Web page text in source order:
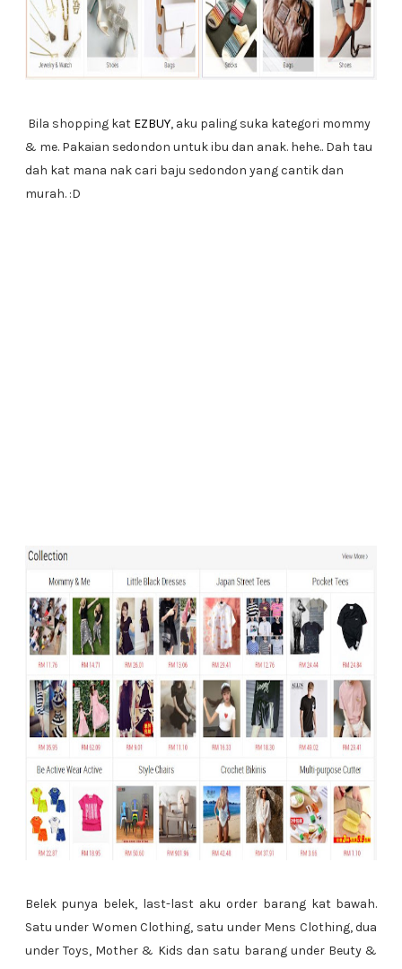
Bila shopping kat EZBUY, aku paling suka kategori mommy
& me. Pakaian sedondon untuk ibu dan anak. hehe.. Dah tau
dah kat mana nak cari baju sedondon yang cantik dan
murah. :D
Belek punya belek, last-last aku order barang kat bawah.
Satu under Women Clothing, satu under Mens Clothing, dua
under Toys, Mother & Kids dan satu barang under Beuty &